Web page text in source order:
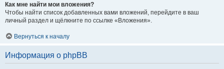
Как мне найти мои вложения?
Чтобы найти список добавленных вами вложений, перейдите в ваш
личный раздел и щёлкните по ссылке «Вложения».
Вернуться к началу
Информация о phpBB